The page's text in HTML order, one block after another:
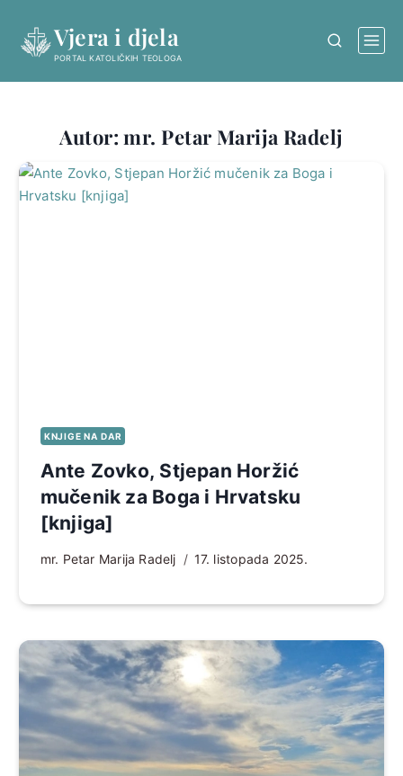
content
Vjera i djela
PORTAL KATOLIČKIH TEOLOGA
Autor: mr. Petar Marija Radelj
KNJIGE NA DAR
Ante Zovko, Stjepan Horžić
mučenik za Boga i Hrvatsku
[knjiga]
mr. Petar Marija Radelj 17. listopada 2025.